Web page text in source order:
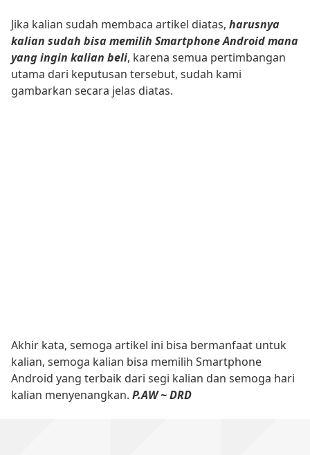
Jika kalian sudah membaca artikel diatas, harusnya
kalian sudah bisa memilih Smartphone Android mana
yang ingin kalian beli, karena semua pertimbangan
utama dari keputusan tersebut, sudah kami
gambarkan secara jelas diatas.
Akhir kata, semoga artikel ini bisa bermanfaat untuk
kalian, semoga kalian bisa memilih Smartphone
Android yang terbaik dari segi kalian dan semoga hari
kalian menyenangkan. P.AW ~ DRD